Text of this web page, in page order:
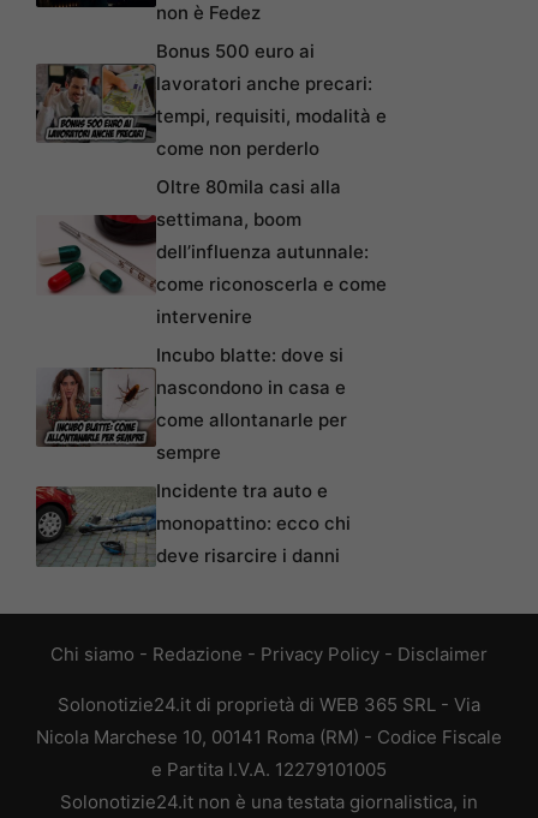
non è Fedez
Bonus 500 euro ai
lavoratori anche precari:
tempi, requisiti, modalità e
come non perderlo
Oltre 80mila casi alla
settimana, boom
dell’influenza autunnale:
come riconoscerla e come
intervenire
Incubo blatte: dove si
nascondono in casa e
come allontanarle per
sempre
Incidente tra auto e
monopattino: ecco chi
deve risarcire i danni
Chi siamo - Redazione - Privacy Policy - Disclaimer
Solonotizie24.it di proprietà di WEB 365 SRL - Via
Nicola Marchese 10, 00141 Roma (RM) - Codice Fiscale
e Partita I.V.A. 12279101005
Solonotizie24.it non è una testata giornalistica, in